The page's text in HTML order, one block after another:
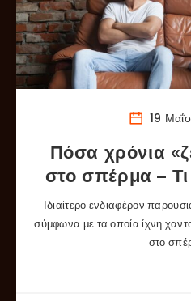
19
Πόσα χρόνια
στο σπέρμα –
Ιδιαίτερο ενδιαφέρον
σύμφωνα με τα οποία ίχνη
στο